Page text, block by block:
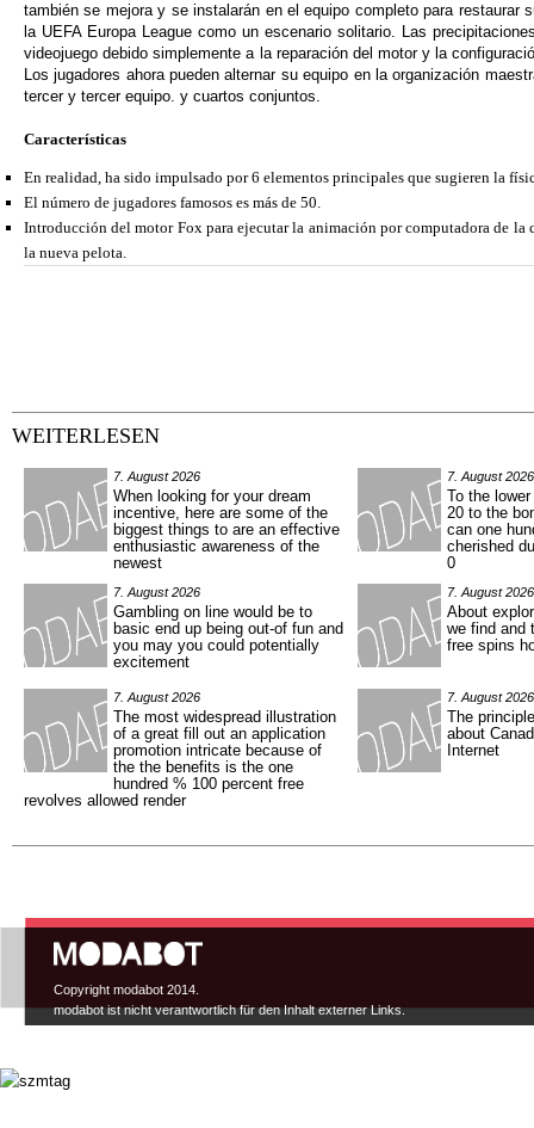
también se mejora y se instalarán en el equipo completo para restaurar
la UEFA Europa League como un escenario solitario. Las
videojuego debido simplemente a la reparación del motor y la
Los jugadores ahora pueden alternar su equipo en la organización
tercer y tercer equipo. y cuartos conjuntos.
Características
En realidad, ha sido impulsado por 6 elementos principales que sugieren la
El número de jugadores famosos es más de 50.
Introducción del motor Fox para ejecutar la animación por computadora de la
la nueva pelota.
WEITERLESEN
7. August 2026
When looking for your dream
incentive, here are some of the
biggest things to are an effective
enthusiastic awareness of the
newest
7. August 2026
To the
20 to the
can one
cherished
0
7. August 2026
Gambling on line would be to
basic end up being out-of fun and
you may you could potentially
excitement
7. August 2026
About
we find and
free spins
7. August 2026
The most widespread illustration
of a great fill out an application
promotion intricate because of
the the benefits is the one
hundred % 100 percent free
revolves allowed render
7. August 2026
The
about
Internet
Hauptmenü
Copyright modabot 2014.
modabot ist nicht verantwortlich für den Inhalt externer Links.